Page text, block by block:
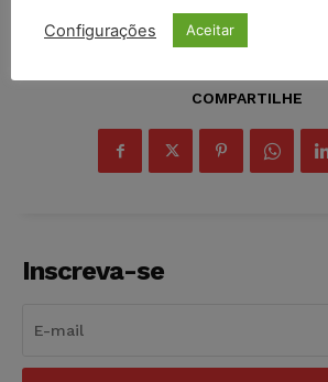
COMPARTILHE
Inscreva-se
Configurações Aceitar